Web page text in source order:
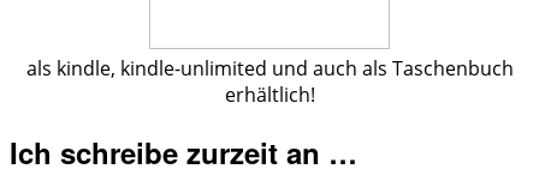
als kindle, kindle-unlimited und auch als Taschenbuch
erhältlich!
Ich schreibe zurzeit an …